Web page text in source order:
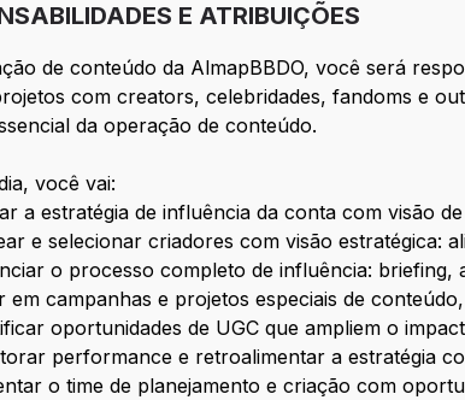
E ATRIBUIÇÕES
de conteúdo da AlmapBBDO, você será
com creators, celebridades, fandoms e
da operação de conteúdo.
você vai:
a estratégia de influência da conta com visão
e selecionar criadores com visão estratégica:
o processo completo de influência:
em campanhas e projetos especiais de
oportunidades de UGC que ampliem o
performance e retroalimentar a estratégia
o time de planejamento e criação com